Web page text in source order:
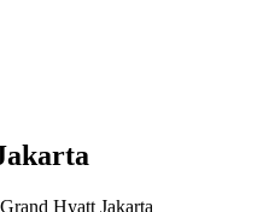
Hyatt Jakarta